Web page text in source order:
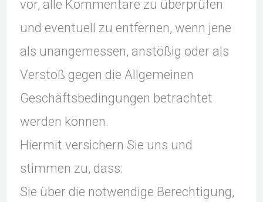
vor, alle Kommentare zu überprüfen
und eventuell zu entfernen, wenn jene
als unangemessen, anstößig oder als
Verstoß gegen die Allgemeinen
Geschäftsbedingungen betrachtet
werden können.
Hiermit versichern Sie uns und
stimmen zu, dass:
Sie über die notwendige Berechtigung,